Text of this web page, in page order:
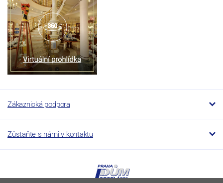
Zákaznická podpora
Zůstaňte s námi v kontaktu